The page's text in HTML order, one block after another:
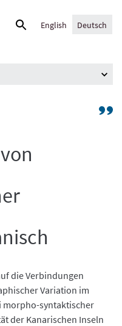
Suche
English Deutsch
die Verbindungen
Variation im
morpho-syntaktischer
der Kanarischen Inseln